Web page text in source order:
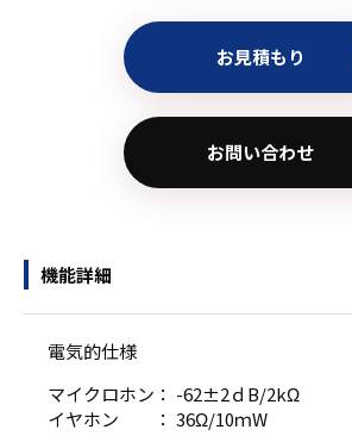
お見積もり
お問い合わせ
機能詳細
電気的仕様
マイクロホン： -62±2ｄB/2kΩ
イヤホン ： 36Ω/10ｍW